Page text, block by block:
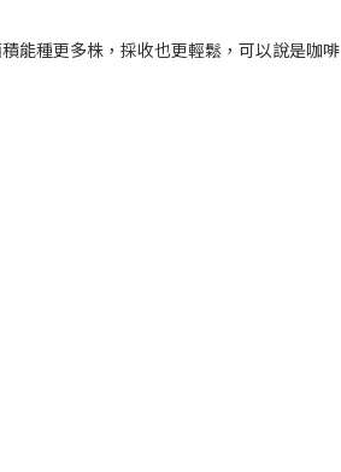
能種更多株，採收也更輕鬆，可以說是咖啡